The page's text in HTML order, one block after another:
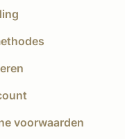
voorwaarden